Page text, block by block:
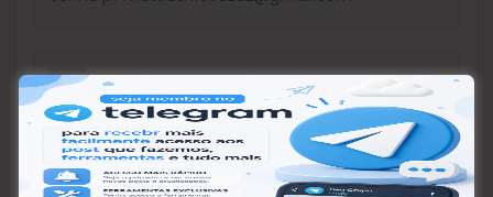
PANDASAFADO
Julho 10, 2017 às 9:59 pm
Senha pfvr linda: lolmine9203@gmail.com
Responder